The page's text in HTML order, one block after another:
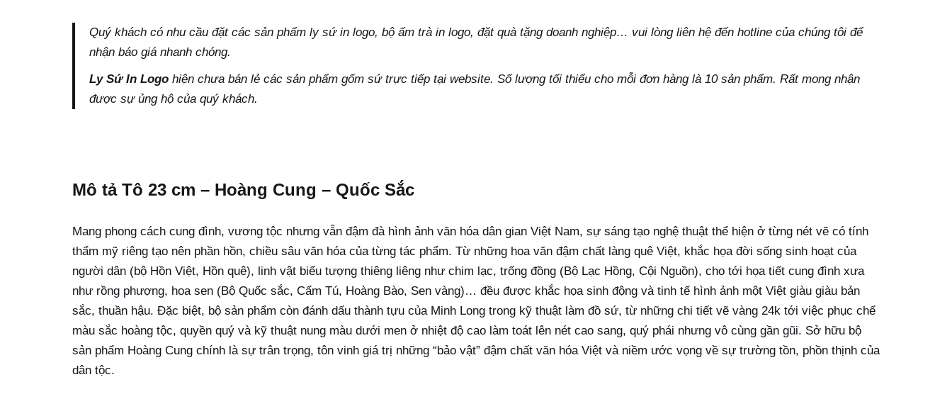
Quý khách có nhu cầu đặt các sản phẩm ly sứ in logo, bộ ấm trà in logo, đặt quà tặng doanh nghiệp… vui lòng liên hệ đến hotline của chúng tôi để
nhận báo giá nhanh chóng.
Ly Sứ In Logo hiện chưa bán lẻ các sản phẩm gốm sứ trực tiếp tại website. Số lượng tối thiểu cho mỗi đơn hàng là 10 sản phẩm. Rất mong nhận
được sự ủng hộ của quý khách.
Mô tả Tô 23 cm – Hoàng Cung – Quốc Sắc
Mang phong cách cung đình, vương tộc nhưng vẫn đậm đà hình ảnh văn hóa dân gian Việt Nam, sự sáng tạo nghệ thuật thể hiện ở từng nét vẽ có tính
thẩm mỹ riêng tạo nên phần hồn, chiều sâu văn hóa của từng tác phẩm. Từ những hoa văn đậm chất làng quê Việt, khắc họa đời sống sinh hoạt của
người dân (bộ Hồn Việt, Hồn quê), linh vật biểu tượng thiêng liêng như chim lạc, trống đồng (Bộ Lạc Hồng, Cội Nguồn), cho tới họa tiết cung đình xưa
như rồng phượng, hoa sen (Bộ Quốc sắc, Cẩm Tú, Hoàng Bào, Sen vàng)… đều được khắc họa sinh động và tinh tế hình ảnh một Việt giàu giàu bản
sắc, thuần hậu. Đặc biệt, bộ sản phẩm còn đánh dấu thành tựu của Minh Long trong kỹ thuật làm đồ sứ, từ những chi tiết vẽ vàng 24k tới việc phục chế
màu sắc hoàng tộc, quyền quý và kỹ thuật nung màu dưới men ở nhiệt độ cao làm toát lên nét cao sang, quý phái nhưng vô cùng gần gũi. Sở hữu bộ
sản phẩm Hoàng Cung chính là sự trân trọng, tôn vinh giá trị những “bảo vật” đậm chất văn hóa Việt và niềm ước vọng về sự trường tồn, phồn thịnh của
dân tộc.